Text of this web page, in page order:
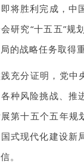
将胜利完成，中
研究“十五五”规
的战略任务取得
分证明，党中央
种风险挑战、推
第十五个五年规
式现代化建设新
。